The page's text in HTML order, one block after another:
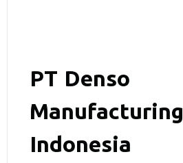
PT Denso
Manufacturing
Indonesia